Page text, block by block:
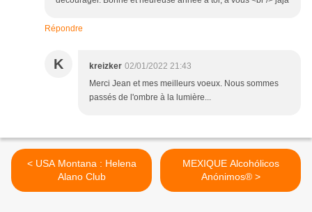
Répondre
K kreizker 02/01/2022 21:43
Merci Jean et mes meilleurs voeux. Nous sommes
passés de l'ombre à la lumière...
< USA Montana : Helena
Alano Club
MEXIQUE Alcohólicos
Anónimos® >